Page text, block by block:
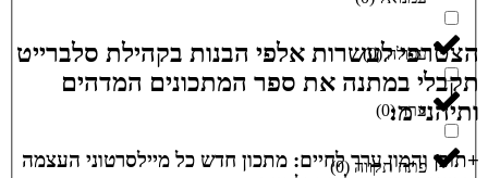
עפולה(
0
)
ערד(
0
)
פתח תקווה (
0
)
הצטרפי לעשרות אלפי הבנות בקהילת סלברייט
תקבלי במתנה את ספר המתכונים המדהים
ותיהני מ:
+תוכן והמון ערך לחיים: מתכון חדש כל מיילסרטוני העצמה